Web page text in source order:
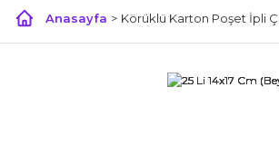
Anasayfa Körüklü Karton Poşet İpli